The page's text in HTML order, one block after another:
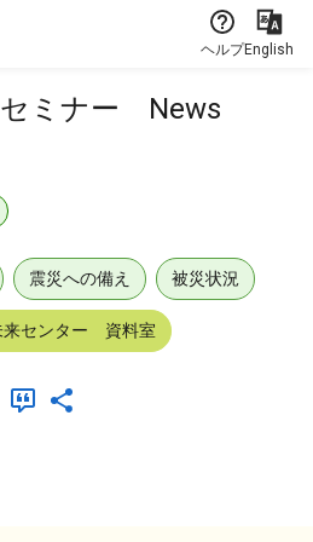
ヘルプEnglish
ミナー News
震災への備え 被災状況
来センター 資料室